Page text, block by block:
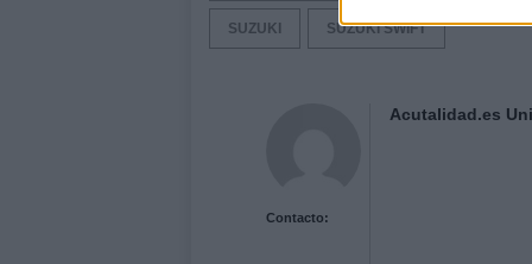
SUZUKI SUZUKI SWIFT
Contacto:
Acutalidad.es